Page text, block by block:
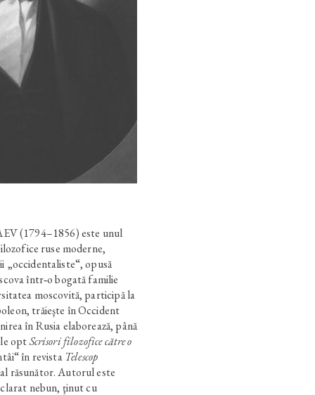
(1794–1856) este unul
ruse moderne,
opusă
într‑o bogată familie
moscovită, participă la
trăieşte în Occident
în Rusia elaborează, până
optScrisori filozofice către o
în revista Telescop
răsunător. Autorul este
nebun, ţinut cu